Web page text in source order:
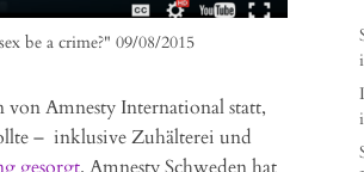
be a crime?" 09/08/2015
Amnesty International statt,
– inklusive Zuhälterei und